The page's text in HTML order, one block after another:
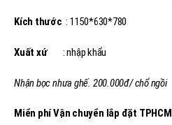
Kích thước: 1150*630*780
Xuất xứ: nhập khẩu
Nhận bọc nhưa ghế. 200.000đ/ chổ ngồi
Miển phí Vận chuyển lắp đặt TPHCM